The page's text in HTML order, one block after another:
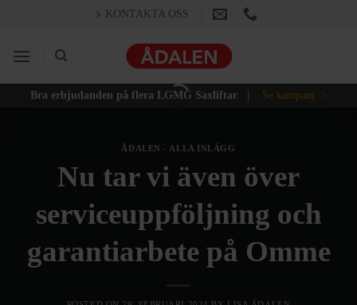
content
KONTAKTA OSS
Bra erbjudanden på flera LGMG Saxliftar | Se kampanj >
ÅDALEN - ALLA INLÄGG
Nu tar vi även över
serviceuppföljning och
garantiarbete på Omme